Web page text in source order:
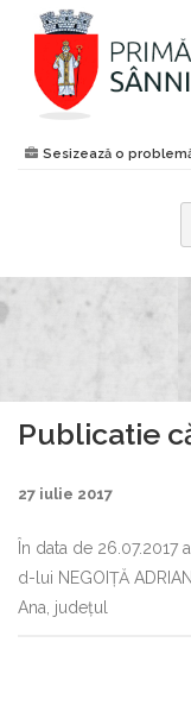
Sesizează o
pPublicatie
27 iulie 2017
În data de 26.07.2017
d-lui NEGOIŢĂ
Ana, judeţul